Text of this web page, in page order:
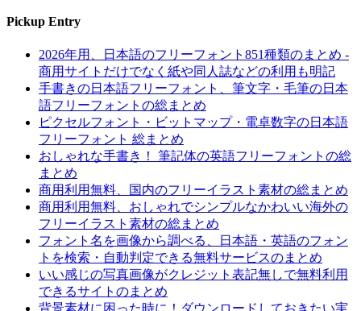
Pickup Entry
2026年用、日本語のフリーフォント851種類のまとめ -
商用サイトだけでなく紙や同人誌などの利用も明記
手書きの日本語フリーフォント、筆文字・毛筆の日本
語フリーフォントの総まとめ
ピクセルフォント・ビットマップ・電卓数字の日本語
フリーフォント 総まとめ
おしゃれな手書き！ 筆記体の英語フリーフォントの総
まとめ
商用利用無料、国内のフリーイラスト素材の総まとめ
商用利用無料、おしゃれでシンプルなかわいい海外の
フリーイラスト素材の総まとめ
フォント名を画像から調べる、日本語・英語のフォン
トを検索・自動判定できる無料サービスのまとめ
いい感じの写真画像がクレジット表記無しで無料利用
できるサイトのまとめ
背景素材に困った時に！ダウンロードしておきたい実